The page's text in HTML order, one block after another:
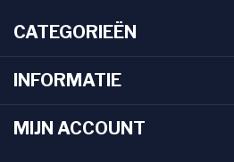
CATEGORIEËN
INFORMATIE
MIJN ACCOUNT